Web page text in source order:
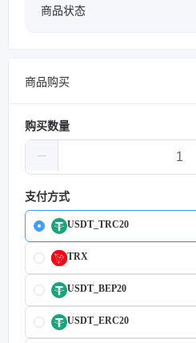
商品状态
商品购买
购买数量
支付方式
USDT_TRC20
TRX
USDT_BEP20
USDT_ERC20